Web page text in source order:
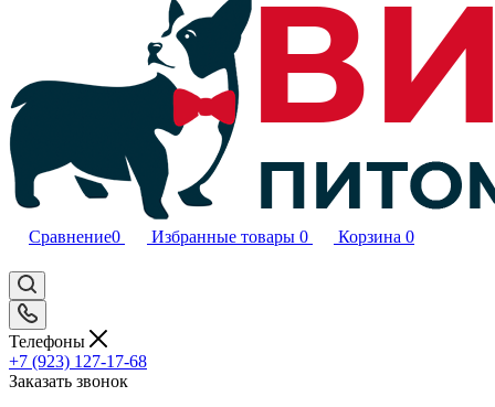
Сравнение0 Избранные товары 0 Корзина 0
Телефоны
+7 (923) 127-17-68
Заказать звонок